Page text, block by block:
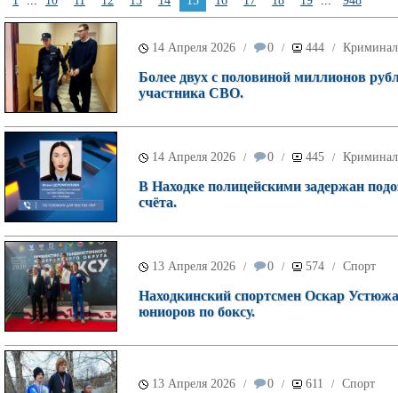
14 Апреля 2026 / 0 / 444 / Криминал
Более двух с половиной миллионов
участника СВО.
14 Апреля 2026 / 0 / 445 / Криминал
В Находке полицейскими задержан
счёта.
13 Апреля 2026 / 0 / 574 / Спорт
Находкинский спортсмен Оскар
юниоров по боксу.
13 Апреля 2026 / 0 / 611 / Спорт